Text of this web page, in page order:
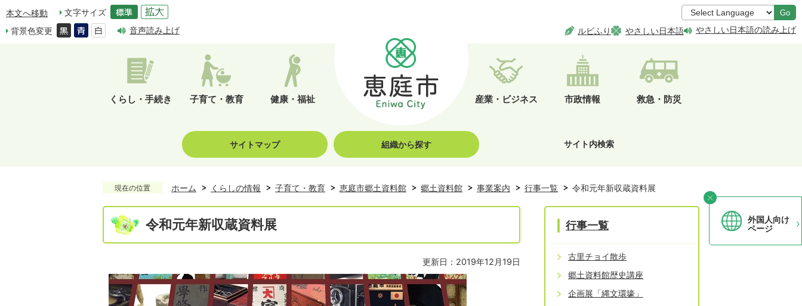
本文へ移動
文字サイズ
背景色変更
音声読み上げ
Go
ルビふり やさしい日本語 やさしい日本語の読み上げ
くらし・手続き 子育て・教育 健康・福祉 産業・ビジネス 市政情報 救急・防災
サイトマップ 組織から探す サイト内検索
外国人向け
ページ
現在の位置 ホーム くらしの情報 子育て・教育 恵庭市郷土資料館 郷土資料館 事業案内 行事一覧 令和元年新収蔵資料展
令和元年新収蔵資料展
更新日：2019年12月19日
行事一覧
古里チョイ散歩
郷土資料館歴史講座
企画展「縄文環壕」